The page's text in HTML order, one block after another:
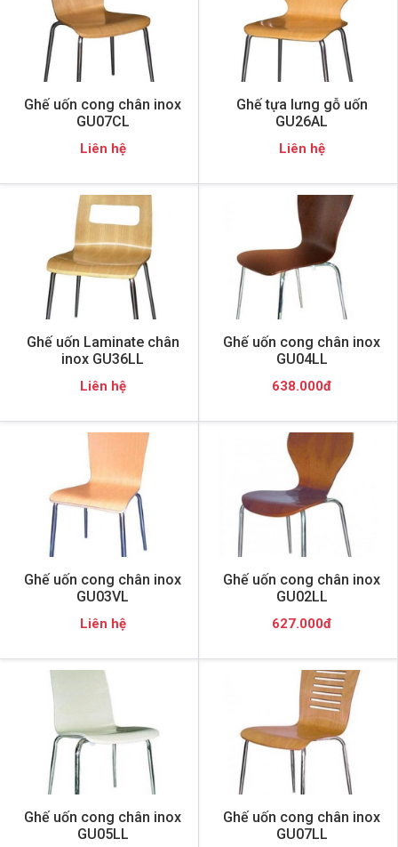
Ghế uốn cong chân inox
GU07CL
Liên hệ
Ghế tựa lưng gỗ uốn
GU26AL
Liên hệ
Ghế uốn Laminate chân
inox GU36LL
Liên hệ
Ghế uốn cong chân inox
GU04LL
638.000đ
Ghế uốn cong chân inox
GU03VL
Liên hệ
Ghế uốn cong chân inox
GU02LL
627.000đ
Ghế uốn cong chân inox
GU05LL
Ghế uốn cong chân inox
GU07LL